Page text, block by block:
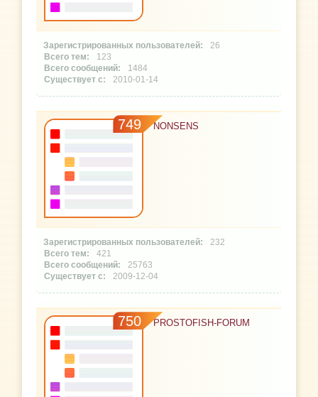
26
123
1484
2010-01-14
749 NONSENS
232
421
25763
2009-12-04
750 PROSTOFISH-FORUM